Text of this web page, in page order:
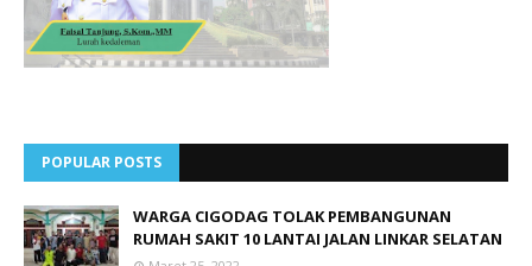
POPULAR POSTS
WARGA CIGODAG TOLAK PEMBANGUNAN
RUMAH SAKIT 10 LANTAI JALAN LINKAR SELATAN